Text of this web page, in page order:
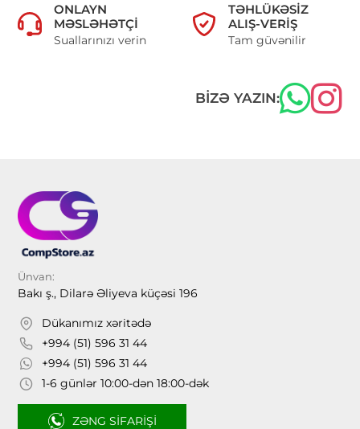
ONLAYN
MƏSLƏHƏTÇI
Suallarınızı verin
TƏHLÜKƏSIZ
ALIŞ-VERIŞ
Tam güvənilir
BIZƏ YAZIN:
Ünvan:
Bakı ş., Dilarə Əliyeva küçəsi 196
Dükanımız xəritədə
+994 (51) 596 31 44
+994 (51) 596 31 44
1-6 günlər 10:00-dən 18:00-dək
ZƏNG SIFARIŞI